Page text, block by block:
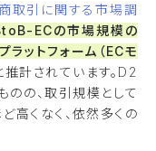
取引に関する市場調
ECの市場規模の
ットフォーム（ECモ
推計されています。D2
の、取引規模として
高くなく、依然多くの